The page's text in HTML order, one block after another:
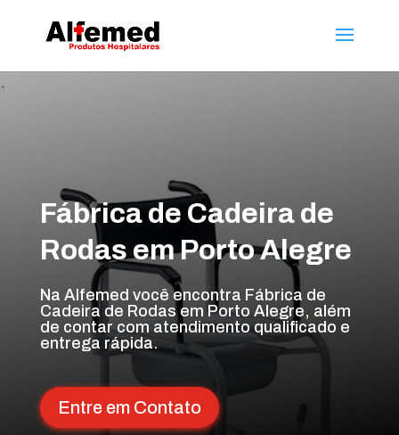
Fábrica de Cadeira de
Rodas em Porto Alegre
Na Alfemed você encontra Fábrica de
Cadeira de Rodas em Porto Alegre, além
de contar com atendimento qualificado e
entrega rápida.
Entre em Contato